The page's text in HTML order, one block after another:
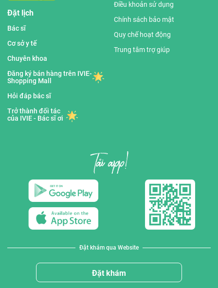
Đặt lịch
Bác sĩ
Cơ sở y tế
Chuyên khoa
Đăng ký bán hàng trên IVIE-
Shopping Mall
Hỏi đáp bác sĩ
Trở thành đối tác
của IVIE - Bác sĩ ơi
Điều khoản sử dụng
Chính sách bảo mật
Quy chế hoạt động
Trung tâm trợ giúp
Đặt khám qua Website
Đặt khám